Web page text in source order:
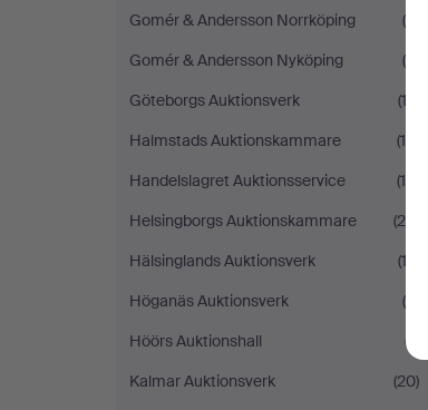
Gomér & Andersson Norrköping
(5)
Gomér & Andersson Nyköping
(4)
Göteborgs Auktionsverk
(12)
Halmstads Auktionskammare
(15)
Handelslagret Auktionsservice
(10)
Helsingborgs Auktionskammare
(28)
Hälsinglands Auktionsverk
(12)
Höganäs Auktionsverk
(5)
Höörs Auktionshall
(7)
Kalmar Auktionsverk
(20)